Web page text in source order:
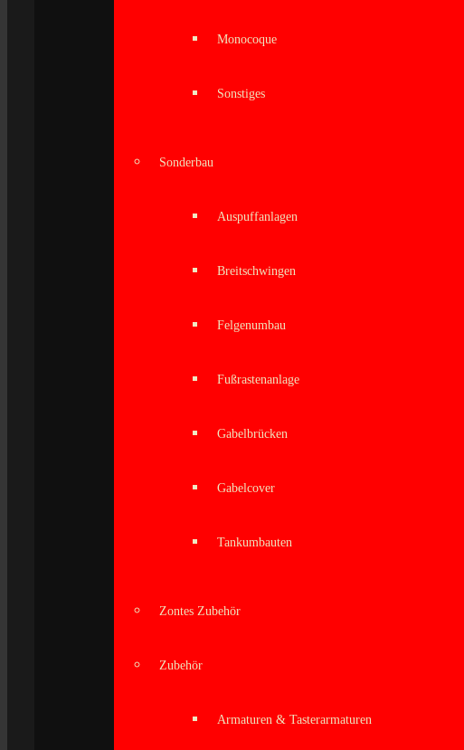
Monocoque
Sonstiges
Sonderbau
Auspuffanlagen
Breitschwingen
Felgenumbau
Fußrastenanlage
Gabelbrücken
Gabelcover
Tankumbauten
Zontes Zubehör
Zubehör
Armaturen & Tasterarmaturen